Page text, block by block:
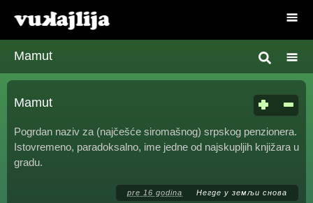
Mamut
Mamut
Pogrdan naziv za (najčešće siromašnog) srpskog penzionera.
Istovremeno, paradoksalno, ime jedne od najskupljih knjižara u
gradu.
pre 16 godina Негде у земљи снова